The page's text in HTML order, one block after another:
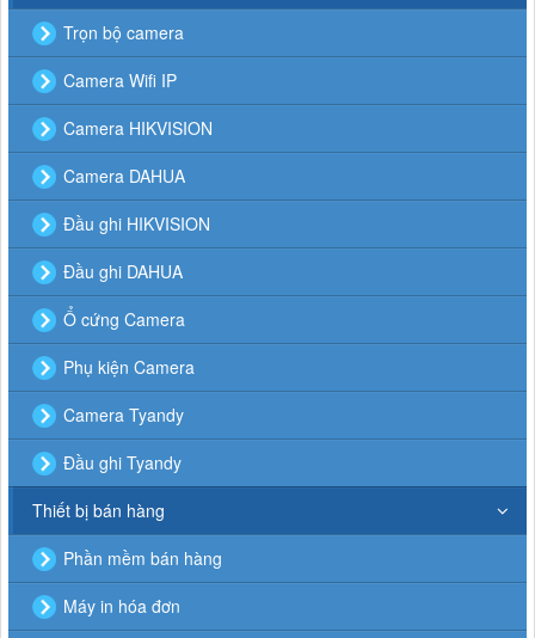
Trọn bộ camera
Camera Wifi IP
Camera HIKVISION
Camera DAHUA
Đầu ghi HIKVISION
Đầu ghi DAHUA
Ổ cứng Camera
Phụ kiện Camera
Camera Tyandy
Đầu ghi Tyandy
Thiết bị bán hàng
Phần mềm bán hàng
Máy in hóa đơn